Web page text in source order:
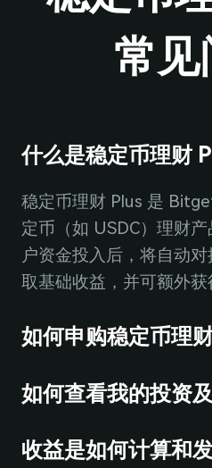
常见
什么是稳定币理财
稳定币理财 Plus 是
定币（如 USDC）理财
户资金投入后，将自动
取基础收益，并可额外获
如何申购稳定币理
如何查看我的投资
收益是如何计算和